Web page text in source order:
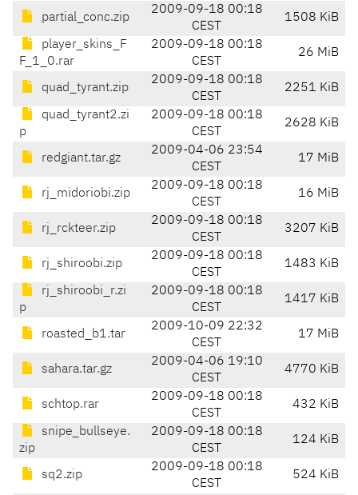
partial_conc.zip
2009-09-18 00:18
CEST
1508 KiB
player_skins_F
F_1_0.rar
2009-09-18 00:18
CEST
26 MiB
quad_tyrant.zip
2009-09-18 00:18
CEST
2251 KiB
quad_tyrant2.zi
p
2009-09-18 00:18
CEST
2628 KiB
redgiant.tar.gz
2009-04-06 23:54
CEST
17 MiB
rj_midoriobi.zip
2009-09-18 00:18
CEST
16 MiB
rj_rckteer.zip
2009-09-18 00:18
CEST
3207 KiB
rj_shiroobi.zip
2009-09-18 00:18
CEST
1483 KiB
rj_shiroobi_r.zi
p
2009-09-18 00:18
CEST
1417 KiB
roasted_b1.tar
2009-10-09 22:32
CEST
17 MiB
sahara.tar.gz
2009-04-06 19:10
CEST
4770 KiB
schtop.rar
2009-09-18 00:18
CEST
432 KiB
snipe_bullseye.
zip
2009-09-18 00:18
CEST
124 KiB
sq2.zip
2009-09-18 00:18
CEST
524 KiB